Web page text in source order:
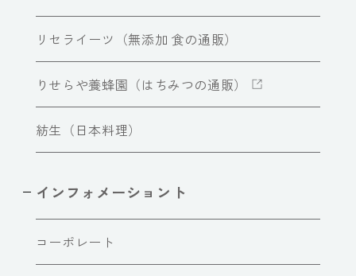
リセライーツ（無添加 食の通販）
りせらや養蜂園（はちみつの通販）
紡生（日本料理）
インフォメーショント
コーポレート